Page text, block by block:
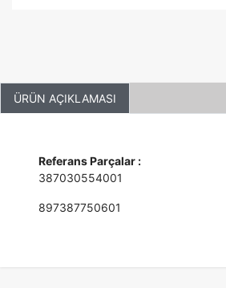
ÜRÜN AÇIKLAMASI
Referans Parçalar :
387030554001
897387750601